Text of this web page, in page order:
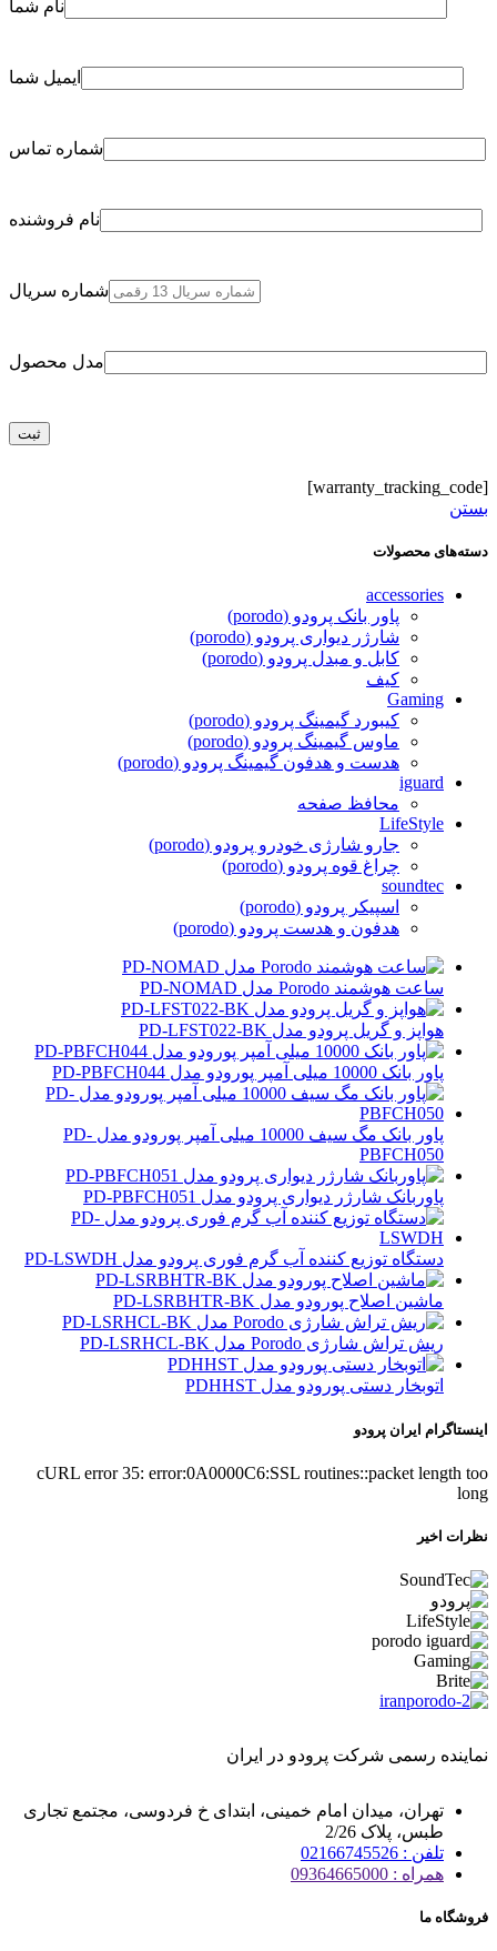
نام شما
ایمیل شما
شماره تماس
نام فروشنده
شماره سریال
مدل محصول
[warranty_tracking_code]
بستن
دسته‌های محصولات
accessories
پاور بانک پرودو (porodo)
شارژر دیواری پرودو (porodo)
کابل و مبدل پرودو (porodo)
کیف
Gaming
کیبورد گیمینگ پرودو (porodo)
ماوس گیمینگ پرودو (porodo)
هدست و هدفون گیمینگ پرودو (porodo)
iguard
محافظ صفحه
LifeStyle
جارو شارژی خودرو پرودو (porodo)
چراغ قوه پرودو (porodo)
soundtec
اسپیکر پرودو (porodo)
هدفون و هدست پرودو (porodo)
ساعت هوشمند Porodo مدل PD-NOMAD
هواپز و گریل پرودو مدل PD-LFST022-BK
پاور بانک 10000 میلی آمپر پورودو مدل PD-PBFCH044
پاور بانک مگ سیف 10000 میلی آمپر پورودو مدل PD-
PBFCH050
پاوربانک شارژر دیواری پرودو مدل PD-PBFCH051
دستگاه توزیع کننده آب گرم فوری پرودو مدل PD-LSWDH
ماشین اصلاح پورودو مدل PD-LSRBHTR-BK
ریش تراش شارژی Porodo مدل PD-LSRHCL-BK
اتوبخار دستی پورودو مدل PDHHST
اینستاگرام ایران پرودو
cURL error 35: error:0A0000C6:SSL routines::packet length too
long
نظرات اخیر
نماینده رسمی شرکت پرودو در ایران
تهران، میدان امام خمینی، ابتدای خ فردوسی، مجتمع تجاری
طبس، پلاک 2/26
تلفن : 02166745526
همراه : 09364665000
فروشگاه ما